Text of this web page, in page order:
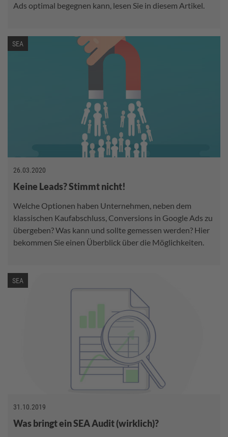
Ads optimal begegnen kann, lesen Sie in diesem Artikel.
SEA
26.03.2020
Keine Leads? Stimmt nicht!
Welche Optionen haben Unternehmen, neben dem
klassischen Kaufabschluss, Conversions in Google Ads zu
übergeben? Was kann und sollte gemessen werden? Hier
bekommen Sie einen Überblick über die Möglichkeiten.
SEA
31.10.2019
Was bringt ein SEA Audit (wirklich)?